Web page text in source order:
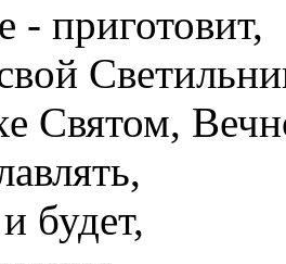
- приготовит,
Святом,
будет,